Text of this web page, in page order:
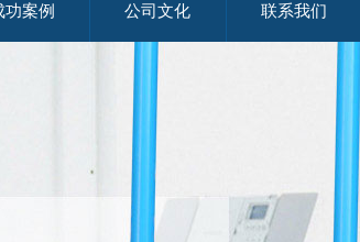
功案例 公司文化 联系我们